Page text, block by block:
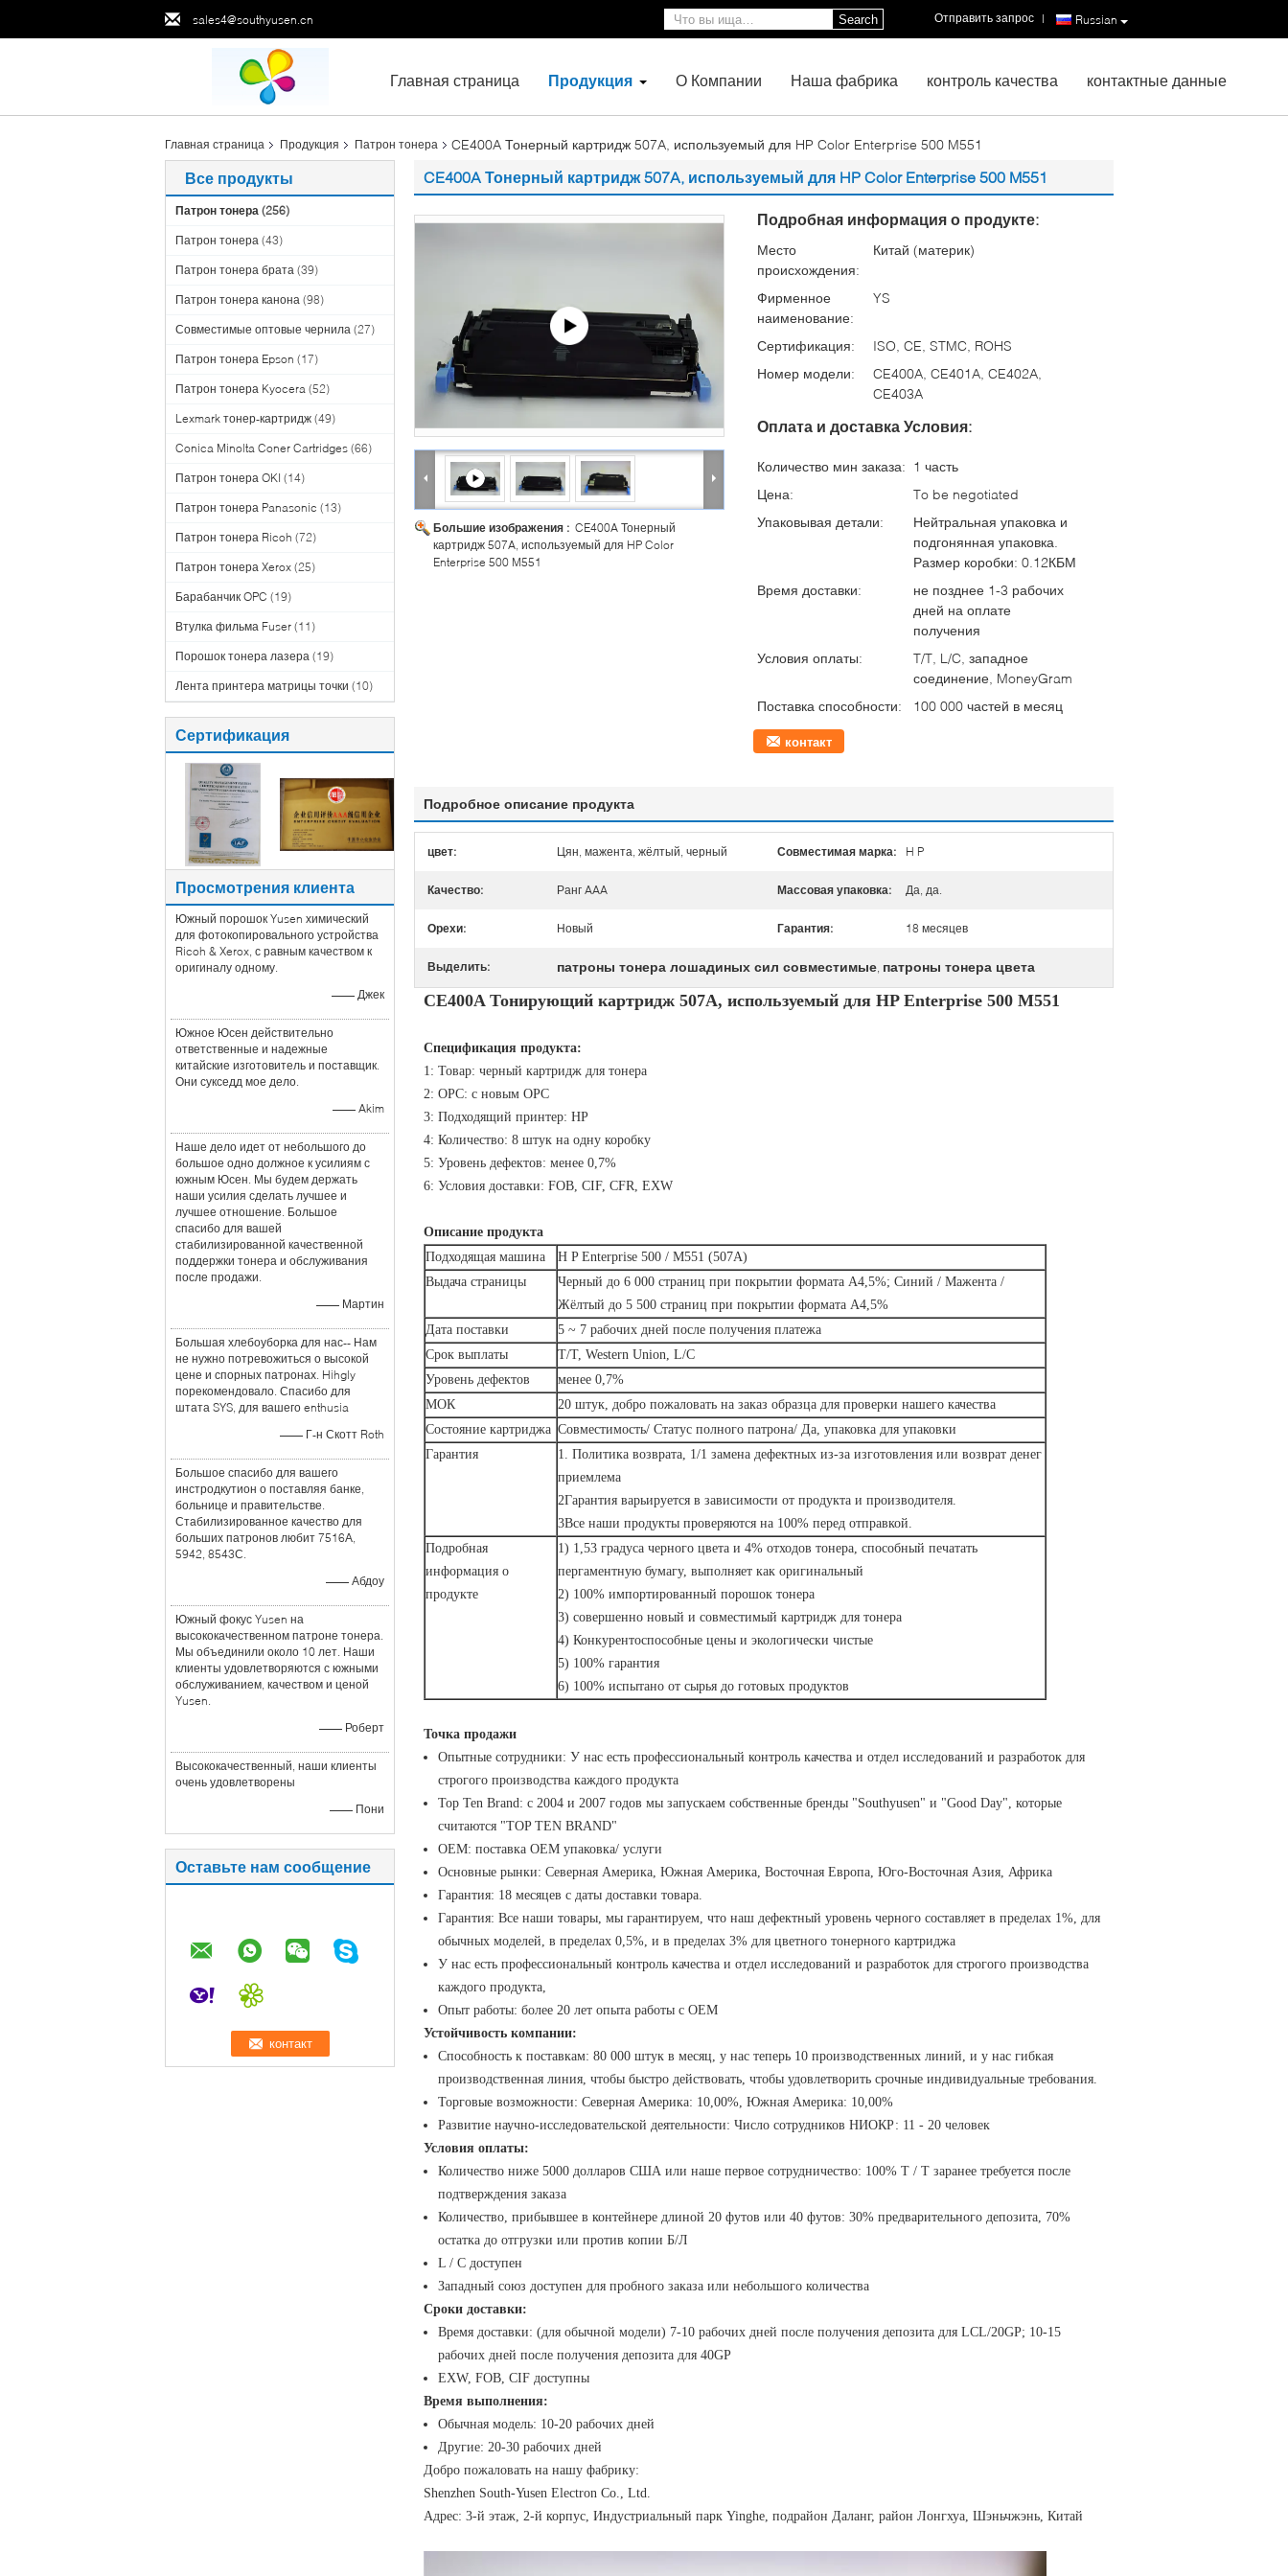
sales4@southyusen.cn Russian
Отправить запрос |
Search
Главная страница Продукция О Компании Наша фабрика контроль качества контактные данные
Главная страница Продукция Патрон тонера CE400A Тонерный картридж 507A, используемый для HP Color Enterprise 500 M551
Все продукты
Патрон тонера (256)
Патрон тонера (43)
Патрон тонера брата (39)
Патрон тонера канона (98)
Совместимые оптовые чернила (27)
Патрон тонера Epson (17)
Патрон тонера Kyocera (52)
Lexmark тонер-картридж (49)
Conica Minolta Coner Cartridges (66)
Патрон тонера OKI (14)
Патрон тонера Panasonic (13)
Патрон тонера Ricoh (72)
Патрон тонера Xerox (25)
Барабанчик OPC (19)
Втулка фильма Fuser (11)
Порошок тонера лазера (19)
Лента принтера матрицы точки (10)
Сертификация
Просмотрения клиента
Южный порошок Yusen химический
для фотокопировального устройства
Ricoh & Xerox, с равным качеством к
оригиналу одному.
—— Джек
Южное Юсен действительно
ответственные и надежные
китайские изготовитель и поставщик.
Они сукседд мое дело.
—— Akim
Наше дело идет от небольшого до
большое одно должное к усилиям с
южным Юсен. Мы будем держать
наши усилия сделать лучшее и
лучшее отношение. Большое
спасибо для вашей
стабилизированной качественной
поддержки тонера и обслуживания
после продажи.
—— Мартин
Большая хлебоуборка для нас-- Нам
не нужно потревожиться о высокой
цене и спорных патронах. Hihgly
порекомендовало. Спасибо для
штата SYS, для вашего enthusia
—— Г-н Скотт Roth
Большое спасибо для вашего
инстродкутион о поставляя банке,
больнице и правительстве.
Стабилизированное качество для
больших патронов любит 7516А,
5942, 8543С.
—— Абдоу
Южный фокус Yusen на
высококачественном патроне тонера.
Мы объединили около 10 лет. Наши
клиенты удовлетворяются с южными
обслуживанием, качеством и ценой
Yusen.
—— Роберт
Высококачественный, наши клиенты
очень удовлетворены
—— Пони
Оставьте нам сообщение
CE400A Тонерный картридж 507A, используемый для HP Color Enterprise 500 M551
Большие изображения : CE400A Тонерный
картридж 507A, используемый для HP Color
Enterprise 500 M551
Подробная информация о продукте:
Место
происхождения:
Китай (материк)
Фирменное
наименование:
YS
Сертификация:
ISO, CE, STMC, ROHS
Номер модели:
CE400A, CE401A, CE402A,
CE403A
Оплата и доставка Условия:
Количество мин заказа: 1 часть
Цена:
To be negotiated
Упаковывая детали:
Нейтральная упаковка и
подгонянная упаковка.
Размер коробки: 0.12КБМ
Время доставки:
не позднее 1-3 рабочих
дней на оплате
получения
Условия оплаты:
T/T, L/C, западное
соединение, MoneyGram
Поставка способности:
100 000 частей в месяц
контакт
Подробное описание продукта
цвет: Цян, мажента, жёлтый, черный Совместимая марка: H P
Качество: Ранг AAA Массовая упаковка: Да, да.
Орехи: Новый Гарантия: 18 месяцев
Выделить: патроны тонера лошадиных сил совместимые, патроны тонера цвета
CE400A Тонирующий картридж 507A, используемый для HP Enterprise 500 M551
Спецификация продукта:
1: Товар: черный картридж для тонера
2: OPC: с новым OPC
3: Подходящий принтер: HP
4: Количество: 8 штук на одну коробку
5: Уровень дефектов: менее 0,7%
6: Условия доставки: FOB, CIF, CFR, EXW
Описание продукта
Подходящая машина
H P Enterprise 500 / M551 (507A)
Выдача страницы
Черный до 6 000 страниц при покрытии формата А4,5%; Синий / Мажента /
Жёлтый до 5 500 страниц при покрытии формата А4,5%
Дата поставки
5 ~ 7 рабочих дней после получения платежа
Срок выплаты
T/T, Western Union, L/C
Уровень дефектов
менее 0,7%
МОК
20 штук, добро пожаловать на заказ образца для проверки нашего качества
Состояние картриджа Совместимость/ Статус полного патрона/ Да, упаковка для упаковки
Гарантия
1. Политика возврата, 1/1 замена дефектных из-за изготовления или возврат денег
приемлема
2Гарантия варьируется в зависимости от продукта и производителя.
3Все наши продукты проверяются на 100% перед отправкой.
Подробная
информация о
продукте
1) 1,53 градуса черного цвета и 4% отходов тонера, способный печатать
пергаментную бумагу, выполняет как оригинальный
2) 100% импортированный порошок тонера
3) совершенно новый и совместимый картридж для тонера
4) Конкурентоспособные цены и экологически чистые
5) 100% гарантия
6) 100% испытано от сырья до готовых продуктов
Точка продажи
Опытные сотрудники: У нас есть профессиональный контроль качества и отдел исследований и разработок для
строгого производства каждого продукта
Top Ten Brand: с 2004 и 2007 годов мы запускаем собственные бренды "Southyusen" и "Good Day", которые
считаются "TOP TEN BRAND"
OEM: поставка OEM упаковка/ услуги
Основные рынки: Северная Америка, Южная Америка, Восточная Европа, Юго-Восточная Азия, Африка
Гарантия: 18 месяцев с даты доставки товара.
Гарантия: Все наши товары, мы гарантируем, что наш дефектный уровень черного составляет в пределах 1%, для
обычных моделей, в пределах 0,5%, и в пределах 3% для цветного тонерного картриджа
У нас есть профессиональный контроль качества и отдел исследований и разработок для строгого производства
каждого продукта,
Опыт работы: более 20 лет опыта работы с OEM
Устойчивость компании:
Способность к поставкам: 80 000 штук в месяц, у нас теперь 10 производственных линий, и у нас гибкая
производственная линия, чтобы быстро действовать, чтобы удовлетворить срочные индивидуальные требования.
Торговые возможности: Северная Америка: 10,00%, Южная Америка: 10,00%
Развитие научно-исследовательской деятельности: Число сотрудников НИОКР: 11 - 20 человек
Условия оплаты:
Количество ниже 5000 долларов США или наше первое сотрудничество: 100% T / T заранее требуется после
подтверждения заказа
Количество, прибывшее в контейнере длиной 20 футов или 40 футов: 30% предварительного депозита, 70%
остатка до отгрузки или против копии Б/Л
L / C доступен
Западный союз доступен для пробного заказа или небольшого количества
Сроки доставки:
Время доставки: (для обычной модели) 7-10 рабочих дней после получения депозита для LCL/20GP; 10-15
рабочих дней после получения депозита для 40GP
EXW, FOB, CIF доступны
Время выполнения:
Обычная модель: 10-20 рабочих дней
Другие: 20-30 рабочих дней
Добро пожаловать на нашу фабрику:
Shenzhen South-Yusen Electron Co., Ltd.
Адрес: 3-й этаж, 2-й корпус, Индустриальный парк Yinghe, подрайон Даланг, район Лонгхуа, Шэньчжэнь, Китай